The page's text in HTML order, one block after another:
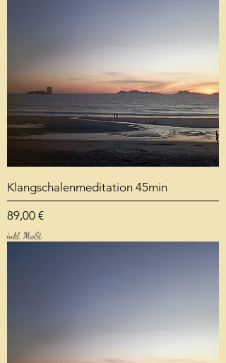
Klangschalenmeditation 45min
Preis
89,00 €
inkl. MwSt.